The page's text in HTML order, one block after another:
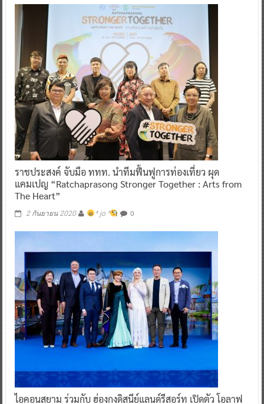
You May Also Like
ราชประสงค์ จับมือ ททท. นำทีมฟื้นฟูการท่องเที่ยว ผุด
แคมเปญ “Ratchaprasong Stronger Together : Arts from
The Heart”